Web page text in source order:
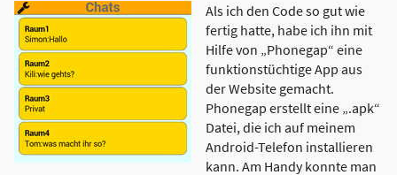
Als ich den Code so gut wie
fertig hatte, habe ich ihn mit
Hilfe von „Phonegap“ eine
funktionstüchtige App aus
der Website gemacht.
Phonegap erstellt eine „.apk“
Datei, die ich auf meinem
Android-Telefon installieren
kann. Am Handy konnte man